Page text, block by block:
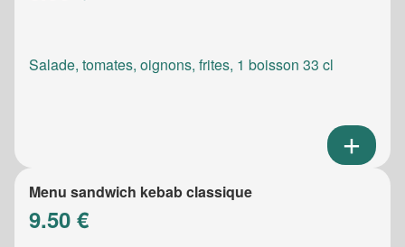
Salade, tomates, oignons, frites, 1 boisson 33 cl
Menu sandwich kebab classique
9.50 €